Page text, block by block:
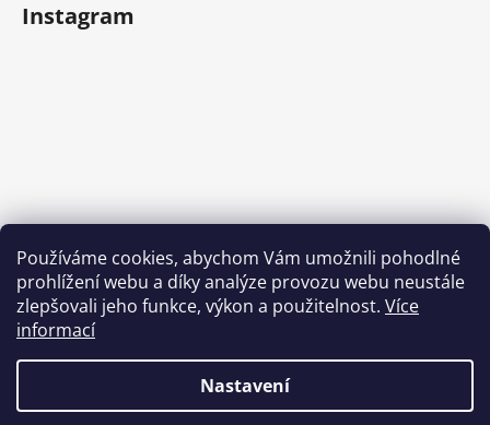
Používáme cookies, abychom Vám umožnili pohodlné
prohlížení webu a díky analýze provozu webu neustále
zlepšovali jeho funkce, výkon a použitelnost. Více
informací
Nastavení
Instagram
Sledovat na Instagramu